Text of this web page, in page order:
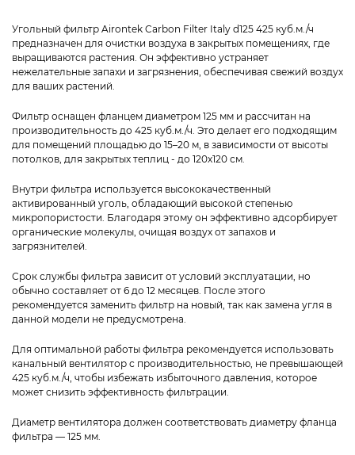
Угольный фильтр Airontek Carbon Filter Italy d125 425 куб.м./ч
предназначен для очистки воздуха в закрытых помещениях, где
выращиваются растения. Он эффективно устраняет
нежелательные запахи и загрязнения, обеспечивая свежий воздух
для ваших растений.
Фильтр оснащен фланцем диаметром 125 мм и рассчитан на
производительность до 425 куб.м./ч. Это делает его подходящим
для помещений площадью до 15–20 м, в зависимости от высоты
потолков, для закрытых теплиц - до 120х120 см.
Внутри фильтра используется высококачественный
активированный уголь, обладающий высокой степенью
микропористости. Благодаря этому он эффективно адсорбирует
органические молекулы, очищая воздух от запахов и
загрязнителей.
Срок службы фильтра зависит от условий эксплуатации, но
обычно составляет от 6 до 12 месяцев. После этого
рекомендуется заменить фильтр на новый, так как замена угля в
данной модели не предусмотрена.
Для оптимальной работы фильтра рекомендуется использовать
канальный вентилятор с производительностью, не превышающей
425 куб.м./ч, чтобы избежать избыточного давления, которое
может снизить эффективность фильтрации.
Диаметр вентилятора должен соответствовать диаметру фланца
фильтра — 125 мм.